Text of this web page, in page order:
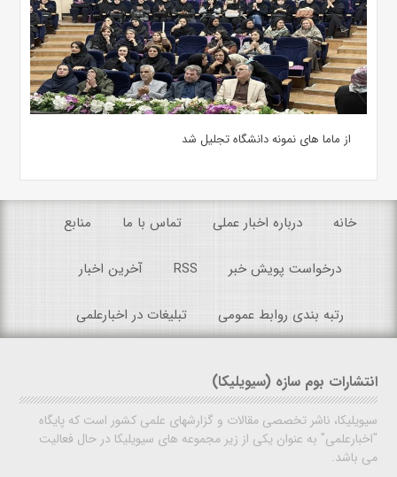
از ماما های نمونه دانشگاه تجلیل شد
خانه درباره اخبار عملی تماس با ما منابع
درخواست پویش خبر RSS آخرین اخبار
رتبه بندی روابط عمومی تبلیغات در اخبارعلمی
انتشارات بوم سازه (سیویلیکا)
سیویلیکا، ناشر تخصصی مقالات و گزارشهای علمی کشور است که پایگاه
"اخبارعلمی" به عنوان یکی از زیر مجموعه های سیویلیکا در حال فعالیت
می باشد.